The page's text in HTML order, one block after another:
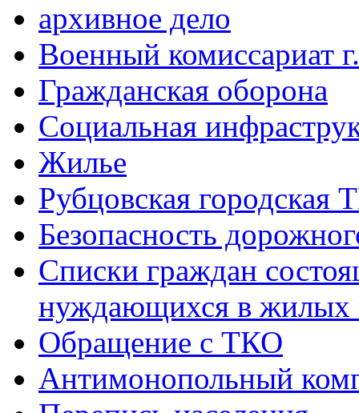
архивное дело
Военный комиссариат
Гражданская оборона
Социальная
Жилье
Рубцовская городская
Безопасность
Списки граждан
нуждающихся в жилых
Обращение с ТКО
Антимонопольный